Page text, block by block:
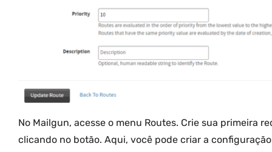
No Mailgun, acesse o menu Routes. Crie sua primeira
clicando no botão. Aqui, você pode criar a